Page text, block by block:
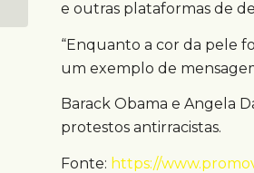
e outras plataformas de
“Enquanto a cor da pele
um exemplo de
Barack Obama e Angela
protestos antirracistas.
Fonte: https://